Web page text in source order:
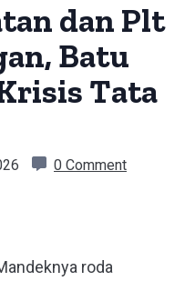
dan Plt
Batu
Tata
0 Comment
roda